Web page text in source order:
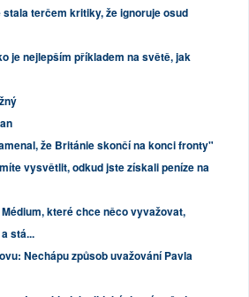
terčem kritiky, že ignoruje osud
je nejlepším příkladem na světě, jak
že Británie skončí na konci fronty"
vysvětlit, odkud jste získali peníze na
Médium, které chce něco vyvažovat,
stá...
Nechápu způsob uvažování Pavla